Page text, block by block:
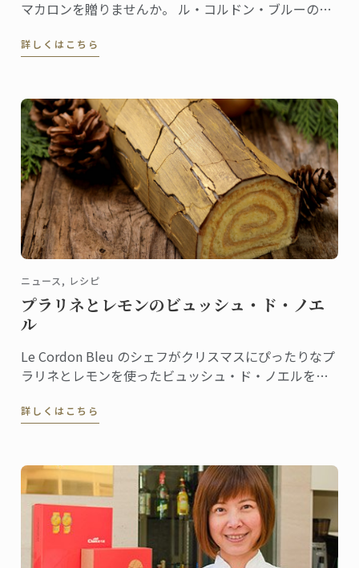
マカロンを贈りませんか。 ル・コルドン・ブルーの書
ツ マカロンのレシピをご紹介しましょう。
詳しくはこちら
ニュース, レシピ
プラリネとレモンのビュッシュ・ド・ノエ
ル
Le Cordon Bleu のシェフがクリスマスにぴったりなプ
ラリネとレモンを使ったビュッシュ・ド・ノエルをご
詳しくはこちら